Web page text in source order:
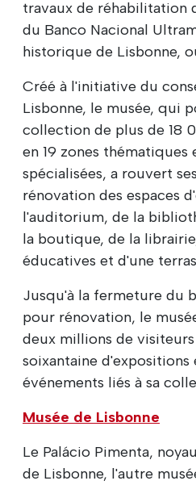
travaux de réhabilitation
du Banco Nacional
historique de Lisbonne,
Créé à l'initiative du
Lisbonne, le musée, qui
collection de plus de 18
en 19 zones thématiques
spécialisées, a rouvert
rénovation des espaces
l'auditorium, de la
la boutique, de la
éducatives et d'une
Jusqu'à la fermeture du
pour rénovation, le
deux millions de
soixantaine d'expositions
événements liés à sa
Musée de Lisbonne
Le Palácio Pimenta,
de Lisbonne, l'autre